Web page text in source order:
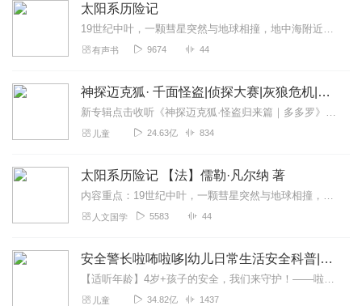
太阳系历险记
19世纪中叶，一颗彗星突然与地球相撞，地中海附近的一些居民被带到彗星上，从此开始在太阳系漫游；他们在一位法国上尉的带领下，同舟共济，战胜了太空严寒等种种困难，终...
有声书 9674 44
神探迈克狐· 千面怪盗|侦探大赛|灰狼危机|多多罗
新专辑点击收听《神探迈克狐·怪盗归来篇｜多多罗》！！！>>>点击进入主播橱窗购买《神探迈克狐》系列图书吧!<<<多多罗故事【点击前往】收听多多罗其他好玩有趣的故...
儿童 24.63亿 834
太阳系历险记 【法】儒勒·凡尔纳 著
内容重点：19世纪中叶，一颗彗星突然与地球相撞，使天空、海上和地面都出现了巨大变化，地中海附近的一些居民发现他们已经被带到了一颗彗星上，从此开始了别无选择的太阳...
人文国学 5583 44
安全警长啦咘啦哆|幼儿日常生活安全科普|宝宝巴士
【适听年龄】4岁+孩子的安全，我们来守护！——啦咘啦哆警长宣孩子天生爱冒险，好奇心爆棚！不是在大马路上比赛跑，就是踩着椅子上下跳，怎样才能保护孩子平安长大？听...
儿童 34.82亿 1437